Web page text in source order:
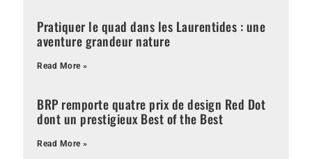
Pratiquer le quad dans les Laurentides : une
aventure grandeur nature
Read More »
BRP remporte quatre prix de design Red Dot
dont un prestigieux Best of the Best
Read More »